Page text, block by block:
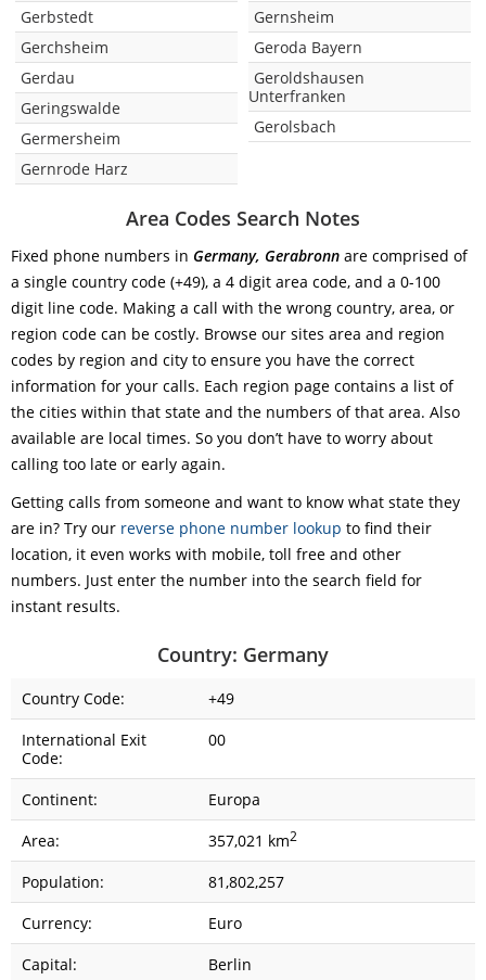
Gerbstedt
Gerchsheim
Gerdau
Geringswalde
Germersheim
Gernrode Harz
Gernsheim
Geroda Bayern
Geroldshausen
Unterfranken
Gerolsbach
Area Codes Search Notes
Fixed phone numbers in Germany, Gerabronn are comprised of
a single country code (+49), a 4 digit area code, and a 0-100
digit line code. Making a call with the wrong country, area, or
region code can be costly. Browse our sites area and region
codes by region and city to ensure you have the correct
information for your calls. Each region page contains a list of
the cities within that state and the numbers of that area. Also
available are local times. So you don’t have to worry about
calling too late or early again.
Getting calls from someone and want to know what state they
are in? Try our reverse phone number lookup to find their
location, it even works with mobile, toll free and other
numbers. Just enter the number into the search field for
instant results.
Country: Germany
Country Code:
+49
International Exit
Code:
00
Continent:
Europa
Area:
357,021 km2
Population:
81,802,257
Currency:
Euro
Capital:
Berlin